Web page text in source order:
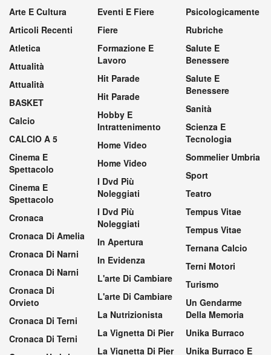
Arte E Cultura
Articoli Recenti
Atletica
Attualità
Attualità
BASKET
Calcio
CALCIO A 5
Cinema E
Spettacolo
Cinema E
Spettacolo
Cronaca
Cronaca Di Amelia
Cronaca Di Narni
Cronaca Di Narni
Cronaca Di
Orvieto
Cronaca Di Terni
Cronaca Di Terni
Eventi E Fiere
Fiere
Formazione E
Lavoro
Hit Parade
Hit Parade
Hobby E
Intrattenimento
Home Video
Home Video
I Dvd Più
Noleggiati
I Dvd Più
Noleggiati
In Apertura
In Evidenza
L'arte Di Cambiare
L'arte Di Cambiare
La Nutrizionista
La Vignetta Di Pier
La Vignetta Di Pier
Psicologicamente
Rubriche
Salute E
Benessere
Salute E
Benessere
Sanità
Scienza E
Tecnologia
Sommelier Umbria
Sport
Teatro
Tempus Vitae
Tempus Vitae
Ternana Calcio
Terni Motori
Turismo
Un Gendarme
Della Memoria
Unika Burraco
Unika Burraco E